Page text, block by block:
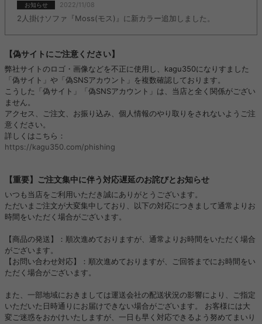
お知らせ 2022/11/08
2人掛けソファ『Moss(モス)』に新カラー追加しました。
【偽サイトにご注意ください】
弊社サイトのロゴ・画像などを不正に使用し、kagu350になりすました
「偽サイト」や「偽SNSアカウント」を複数確認しております。
こうした「偽サイト」「偽SNSアカウント」は、当店と全く関係がござい
ません。
アクセス、ご注文、お振り込み、個人情報のやり取りをされないようご注
意ください。
詳しくはこちら：
https://kagu350.com/phishing
【重要】ご注文集中に伴う対応遅延のお詫びとお知らせ
いつも当店をご利用いただき誠にありがとうございます。
ただいまご注文が大変集中しており、以下の対応につきまして通常よりお
時間をいただく場合がございます。
【商品の発送】：順次進めておりますが、通常よりお時間をいただく場合
がございます。
【お問い合わせ対応】：順次進めておりますが、ご回答までにお時間をい
ただく場合がございます。
また、一部地域におきましては運送会社の配送状況の影響により、ご指定
いただいた日時通りにお届けできない場合がございます。 お客様には大
変ご迷惑をおかけいたしますが、一日も早く対応できるよう努めてまいり